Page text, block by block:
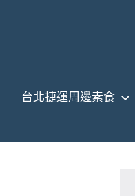
台北捷運周邊素食